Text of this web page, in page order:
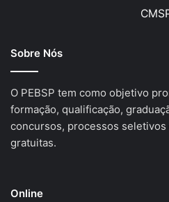
Sobre Nós
O PEBSP tem como objetivo
formação, qualificação,
concursos, processos
gratuitas.
Online